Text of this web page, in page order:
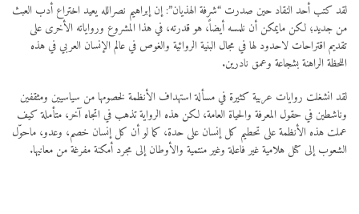
لقد كتب أحد النقاد حين صدرت “شرفة الهذيان”: إن إبراهيم نصرالله يعيد اختراع أدب العبث
من جديد؛ لكن مايمكن أن نلمسه أيضاً، هو قدرته، في هذا المشروع ورواياته الأخرى على
تقديم اقتراحات لاحدود لها في مجال البنية الروائية والغوص في عالم الإنسان العربي في هذه
اللحظة الراهنة بشجاعة وعمق نادرين.
لقد انشغلت روايات عربية كثيرة في مسألة استهداف الأنظمة لخصومها من سياسيين ومثقفين
وناشطين في حقول المعرفة والحياة العامة، لكن هذه الرواية تذهب في اتجاه آخر، متأملة كيف
عملت هذه الأنظمة على تحطيم كل إنسان على حدة، كما لو أن كل إنسان خصم، وعدو، ماحوّل
الشعوب إلى كتل هلامية غير فاعلة وغير منتمية والأوطان إلى مجرد أمكنة مفرغة من معانيها.